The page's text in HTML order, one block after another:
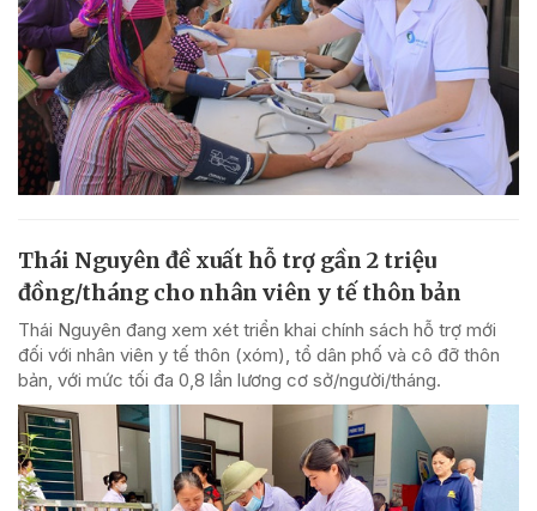
Thái Nguyên đề xuất hỗ trợ gần 2 triệu
đồng/tháng cho nhân viên y tế thôn bản
Thái Nguyên đang xem xét triển khai chính sách hỗ trợ mới
đối với nhân viên y tế thôn (xóm), tổ dân phố và cô đỡ thôn
bản, với mức tối đa 0,8 lần lương cơ sở/người/tháng.